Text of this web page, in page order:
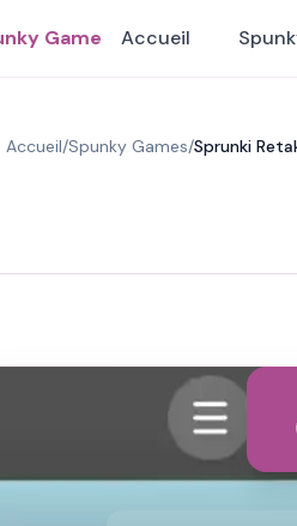
Game Accueil
Accueil/Spunky Games/Sprunki